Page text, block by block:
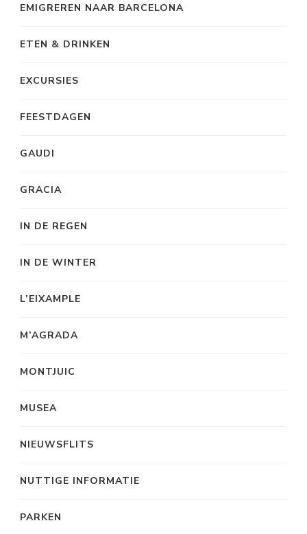
EMIGREREN NAAR BARCELONA
ETEN & DRINKEN
EXCURSIES
FEESTDAGEN
GAUDI
GRACIA
IN DE REGEN
IN DE WINTER
L’EIXAMPLE
M’AGRADA
MONTJUIC
MUSEA
NIEUWSFLITS
NUTTIGE INFORMATIE
PARKEN